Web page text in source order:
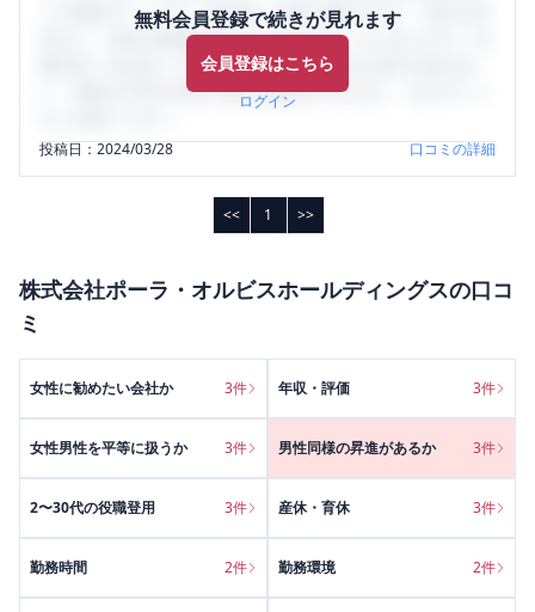
無料会員登録で続きが見れます
会員登録はこちら
ログイン
ミの投稿サイトです。給与面・女性の働きやすさ・会社の評
判など、女性の転職は気にすべき点がたくさんあります。先
輩社員（元社員）の口コミを通して、本当の会社の姿を知
り、将来の不安や現在の悩みを解消するために、ぜひサイト
投稿日：2024/03/28 口コミの詳細
<< 1 >>
株式会社ポーラ・オルビスホールディングスの口コ
ミ
女性に勧めたい会社か 3件 年収・評価 3件
女性男性を平等に扱うか 3件 男性同様の昇進があるか 3件
2〜30代の役職登用 3件 産休・育休 3件
勤務時間 2件 勤務環境 2件